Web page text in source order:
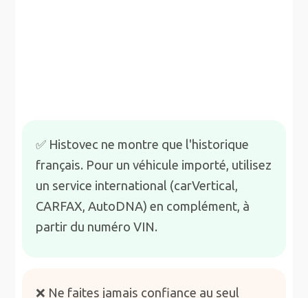
✅ Histovec ne montre que l'historique
français. Pour un véhicule importé, utilisez
un service international (carVertical,
CARFAX, AutoDNA) en complément, à
partir du numéro VIN.
❌ Ne faites jamais confiance au seul